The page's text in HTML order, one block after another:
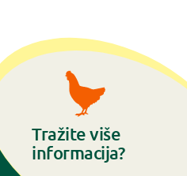
Tražite više
informacija?